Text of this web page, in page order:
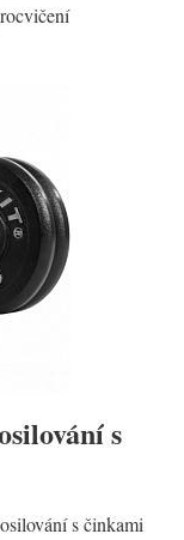
s
s činkami